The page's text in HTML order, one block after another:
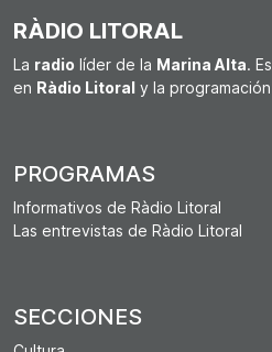
RÀDIO LITORAL
La radio líder de la Marina Alta.
en Ràdio Litoral y la
PROGRAMAS
Informativos de Ràdio Litoral
Las entrevistas de Ràdio Litoral
SECCIONES